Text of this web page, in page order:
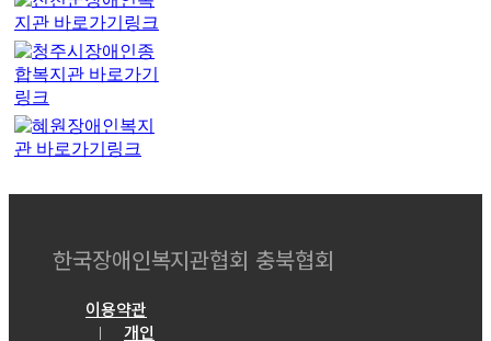
한국장애인복지관협회 충북협회
이용약관
｜
개인